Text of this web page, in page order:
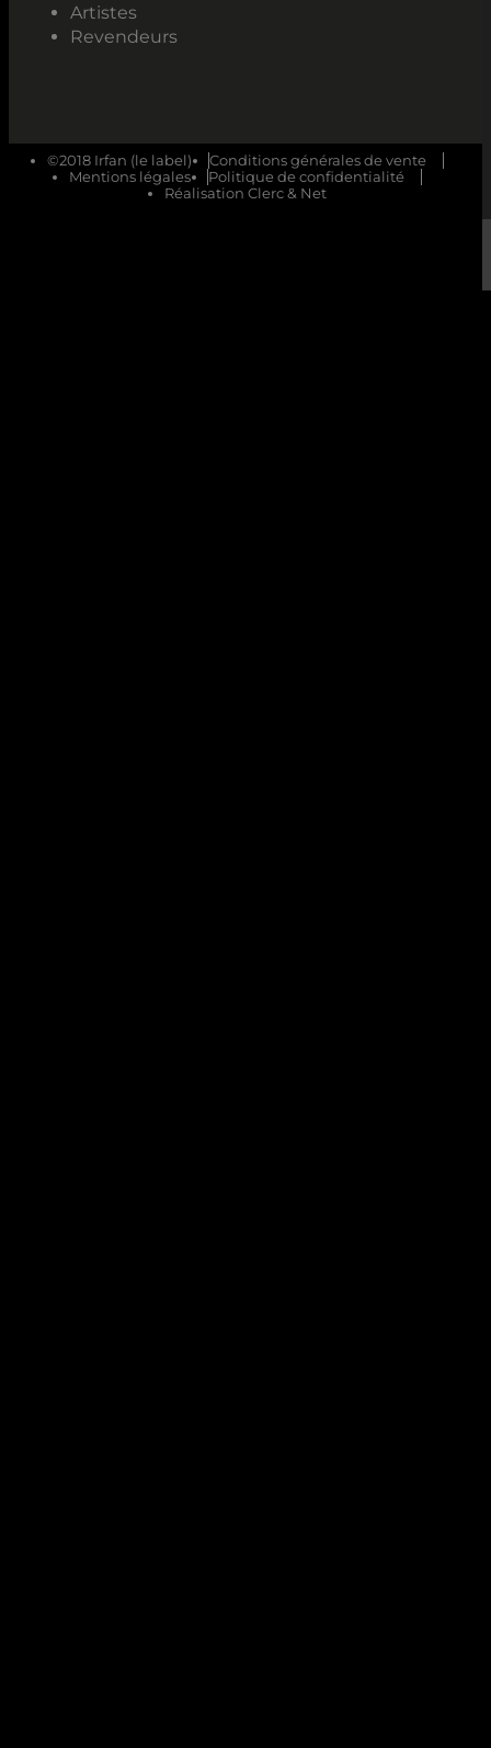
Artistes
Revendeurs
©2018 Irfan (le label)
Conditions générales de vente
Mentions légales
Politique de confidentialité
Réalisation Clerc & Net